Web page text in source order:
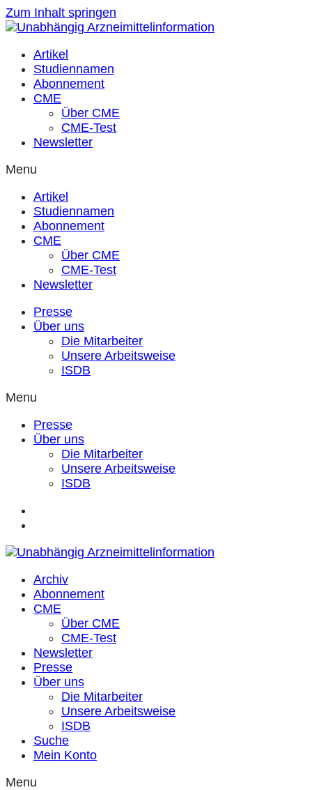
Zum Inhalt springen
Artikel
Studiennamen
Abonnement
CME
Über CME
CME-Test
Newsletter
Menu
Artikel
Studiennamen
Abonnement
CME
Über CME
CME-Test
Newsletter
Presse
Über uns
Die Mitarbeiter
Unsere Arbeitsweise
ISDB
Menu
Presse
Über uns
Die Mitarbeiter
Unsere Arbeitsweise
ISDB
Archiv
Abonnement
CME
Über CME
CME-Test
Newsletter
Presse
Über uns
Die Mitarbeiter
Unsere Arbeitsweise
ISDB
Suche
Mein Konto
Menu